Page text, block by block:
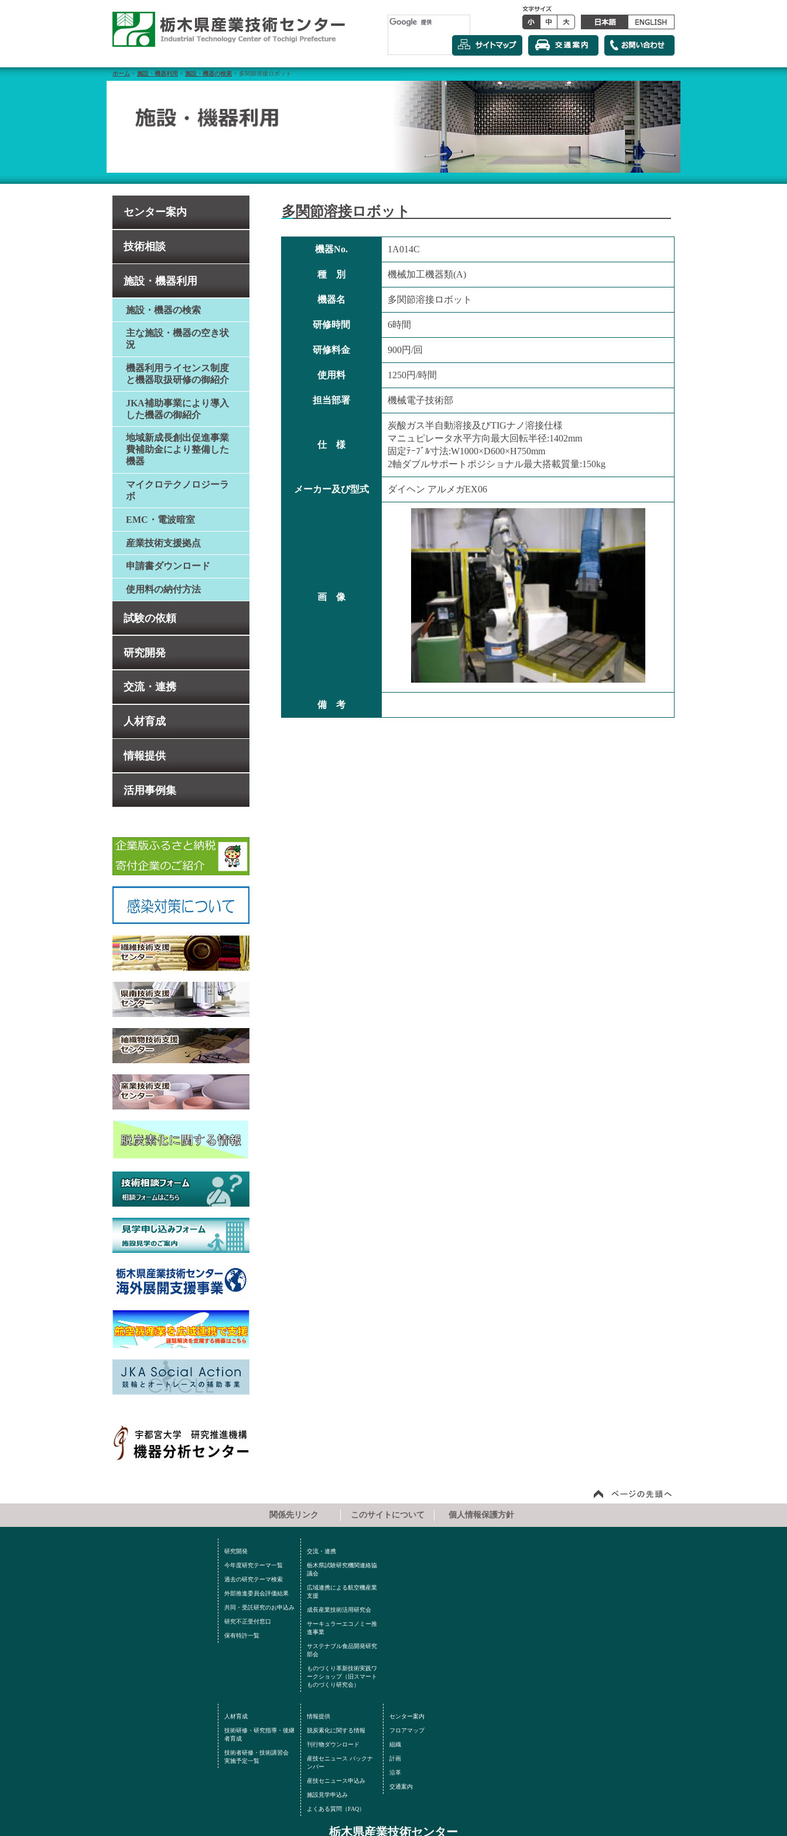
ホーム > 施設・機器利用 > 施設・機器の検索 > 多関節溶接ロボット
センター案内
技術相談
施設・機器利用
施設・機器の検索
主な施設・機器の空き状
況
機器利用ライセンス制度
と機器取扱研修の御紹介
JKA補助事業により導入
した機器の御紹介
地域新成長創出促進事業
費補助金により整備した
機器
マイクロテクノロジーラ
ボ
EMC・電波暗室
産業技術支援拠点
申請書ダウンロード
使用料の納付方法
試験の依頼
研究開発
交流・連携
人材育成
情報提供
活用事例集
多関節溶接ロボット
機器No. 1A014C
種 別 機械加工機器類(A)
機器名 多関節溶接ロボット
研修時間 6時間
研修料金 900円/回
使用料 1250円/時間
担当部署 機械電子技術部
仕 様
炭酸ガス半自動溶接及びTIGナノ溶接仕様
マニュピレータ水平方向最大回転半径:1402mm
固定ﾃｰﾌﾞﾙ寸法:W1000×D600×H750mm
2軸ダブルサポートポジショナル最大搭載質量:150kg
メーカー及び型式 ダイヘン アルメガEX06
画 像
備 考
関係先リンク このサイトについて 個人情報保護方針
研究開発
今年度研究テーマ一覧
過去の研究テーマ検索
外部推進委員会評価結果
共同・受託研究のお申込み
研究不正受付窓口
保有特許一覧
交流・連携
栃木県試験研究機関連絡協
議会
広域連携による航空機産業
支援
成長産業技術活用研究会
サーキュラーエコノミー推
進事業
サステナブル食品開発研究
部会
ものづくり革新技術実践ワ
ークショップ（旧スマート
ものづくり研究会）
人材育成
技術研修・研究指導・後継
者育成
技術者研修・技術講習会
実施予定一覧
情報提供
脱炭素化に関する情報
刊行物ダウンロード
産技セニュース バックナ
ンバー
産技セニュース申込み
施設見学申込み
よくある質問（FAQ）
センター案内
フロアマップ
組織
計画
沿革
交通案内
栃木県産業技術センター